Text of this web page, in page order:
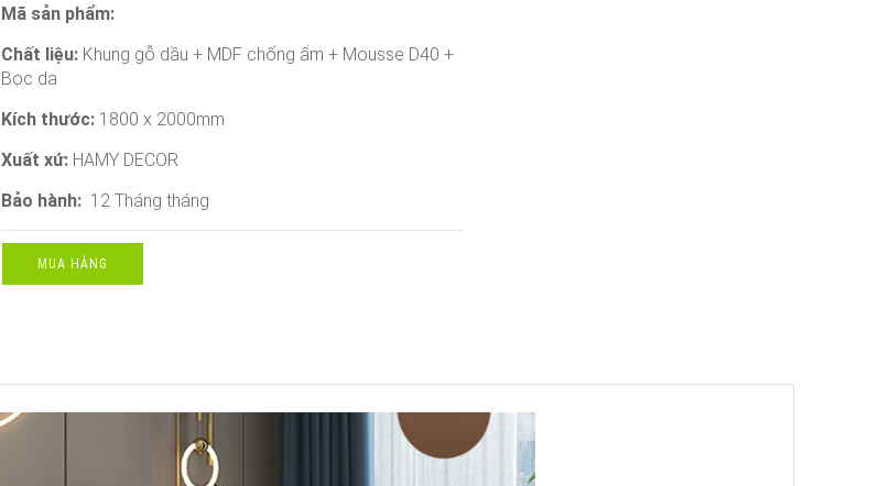
Mã sản phẩm:
Chất liệu: Khung gỗ dầu + MDF chống ẩm + Mousse D40 +
Bọc da
Kích thước: 1800 x 2000mm
Xuất xứ: HAMY DECOR
Bảo hành: 12 Tháng tháng
MUA HÀNG